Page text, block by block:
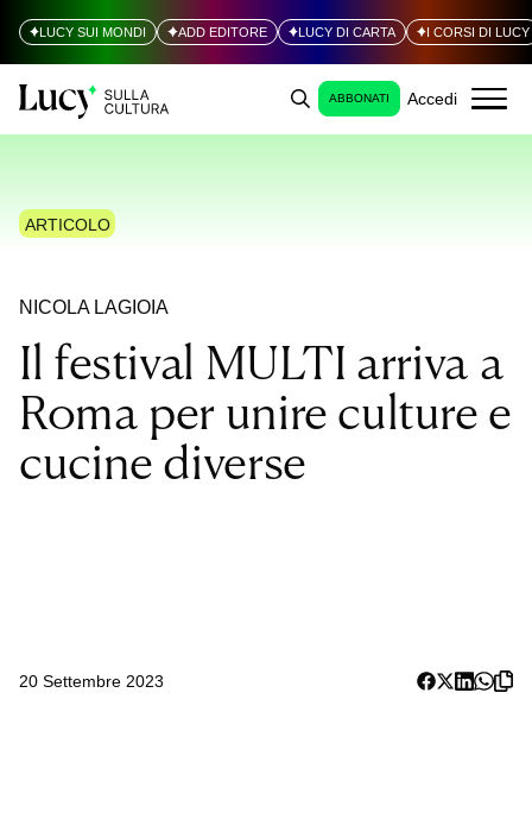
LUCY SUI MONDI ADD EDITORE LUCY DI CARTA I CORSI DI LUCY
ABBONATI Accedi
ARTICOLO
NICOLA LAGIOIA
Il festival MULTI arriva a
Roma per unire culture e
cucine diverse
20 Settembre 2023